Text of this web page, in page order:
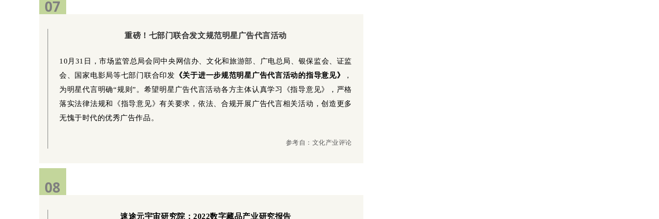
07
07
重磅！七部门联合发文规范明星广告代言活动
10月31日，市场监管总局会同中央网信办、文化和旅游部、广电总局、银保监会、证监
会、国家电影局等七部门联合印发 《关于进一步规范明星广告代言活动的指导意见》
，
为明星代言明确“规则”。希望明星广告代言活动各方主体认真学习《指导意见》，严格
落实法律法规和《指导意见》有关要求，依法、合规开展广告代言相关活动，创造更多
无愧于时代的优秀广告作品。
参考自：文化产业评论
08
速途元宇宙研究院：2022数字藏品产业研究报告